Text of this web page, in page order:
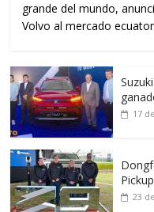
grande del mundo,
Volvo al mercado
17
23